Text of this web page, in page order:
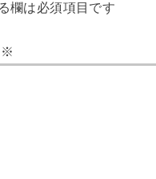
欄は必須項目です
※